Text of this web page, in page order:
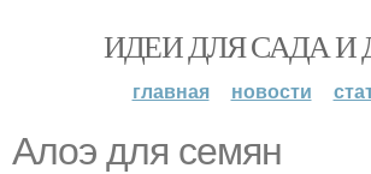
ИДЕИ ДЛЯ САДА И
главная новости
Алоэ для семян